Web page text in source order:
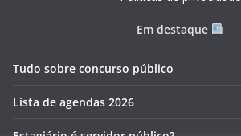
Em destaque
Tudo sobre concurso público
Lista de agendas 2026